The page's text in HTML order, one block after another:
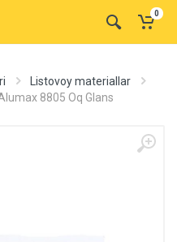
0
Listovoy materiallar
8805 Oq Glans